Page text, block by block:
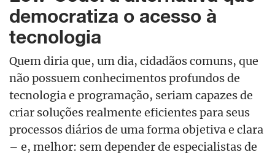
democratiza o acesso à
tecnologia
Quem diria que, um dia, cidadãos comuns, que
não possuem conhecimentos profundos de
tecnologia e programação, seriam capazes de
criar soluções realmente eficientes para seus
processos diários de uma forma objetiva e clara
– e, melhor: sem depender de especialistas de